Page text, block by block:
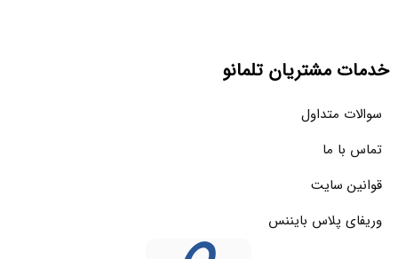
خدمات مشتریان تلمانو
سوالات متداول
تماس با ما
قوانین سایت
وریفای پلاس بایننس